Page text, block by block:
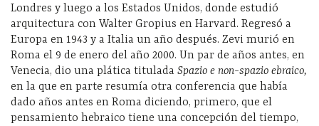
Londres y luego a los Estados Unidos, donde estudió
arquitectura con Walter Gropius en Harvard. Regresó a
Europa en 1943 y a Italia un año después. Zevi murió en
Roma el 9 de enero del año 2000. Un par de años antes, en
Venecia, dio una plática titulada Spazio e non-spazio ebraico,
en la que en parte resumía otra conferencia que había
dado años antes en Roma diciendo, primero, que el
pensamiento hebraico tiene una concepción del tiempo,